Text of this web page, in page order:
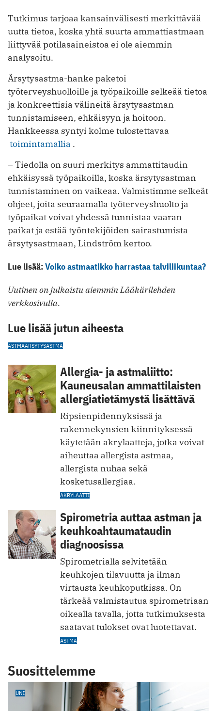
Tutkimus tarjoaa kansainvälisesti merkittävää
uutta tietoa, koska yhtä suurta ammattiastmaan
liittyvää potilasaineistoa ei ole aiemmin
analysoitu.
Ärsytysastma-hanke paketoi
työterveyshuolloille ja työpaikoille selkeää tietoa
ja konkreettisia välineitä ärsytysastman
tunnistamiseen, ehkäisyyn ja hoitoon.
Hankkeessa syntyi kolme tulostettavaa
toimintamallia .
– Tiedolla on suuri merkitys ammattitaudin
ehkäisyssä työpaikoilla, koska ärsytysastman
tunnistaminen on vaikeaa. Valmistimme selkeät
ohjeet, joita seuraamalla työterveyshuolto ja
työpaikat voivat yhdessä tunnistaa vaaran
paikat ja estää työntekijöiden sairastumista
ärsytysastmaan, Lindström kertoo.
Lue lisää:Voiko astmaatikko harrastaa talviliikuntaa?
Uutinen on julkaistu aiemmin Lääkärilehden
verkkosivulla.
Lue lisää jutun aiheesta
ASTMAÄRSYTYSASTMA
Allergia- ja astmaliitto:
Kauneusalan ammattilaisten
allergiatietämystä lisättävä
Ripsienpidennyksissä ja
rakennekynsien kiinnityksessä
käytetään akrylaatteja, jotka voivat
aiheuttaa allergista astmaa,
allergista nuhaa sekä
kosketusallergiaa.
AKRYLAATTI
Spirometria auttaa astman ja
keuhkoahtaumataudin
diagnoosissa
Spirometrialla selvitetään
keuhkojen tilavuutta ja ilman
virtausta keuhkoputkissa. On
tärkeää valmistautua spirometriaan
oikealla tavalla, jotta tutkimuksesta
saatavat tulokset ovat luotettavat.
ASTMA
Suosittelemme
UNI